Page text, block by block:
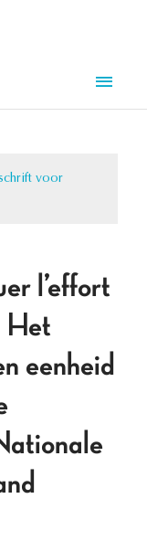
voor
l’effort
Het
eenheid